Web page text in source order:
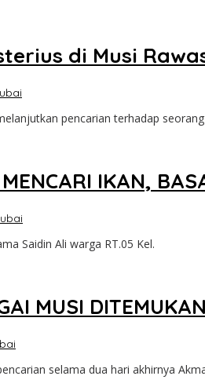
di Musi
pencarian terhadap
IKAN,
Saidin Ali warga RT.05 Kel.
MUSI
selama dua hari akhirnya